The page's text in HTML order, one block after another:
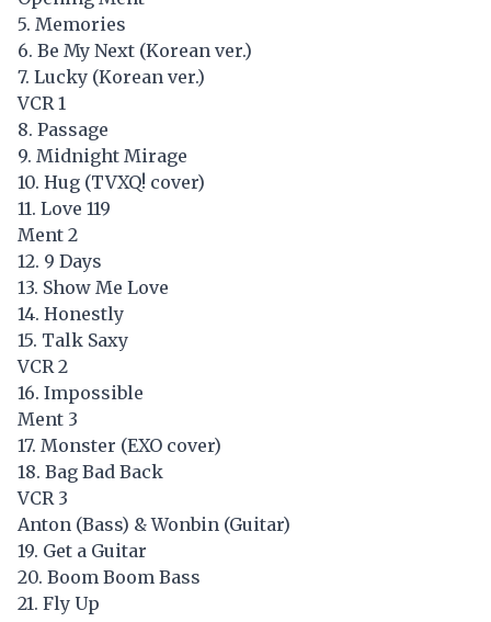
5. Memories
6. Be My Next (Korean ver.)
7. Lucky (Korean ver.)
VCR 1
8. Passage
9. Midnight Mirage
10. Hug (TVXQ! cover)
11. Love 119
Ment 2
12. 9 Days
13. Show Me Love
14. Honestly
15. Talk Saxy
VCR 2
16. Impossible
Ment 3
17. Monster (EXO cover)
18. Bag Bad Back
VCR 3
Anton (Bass) & Wonbin (Guitar)
19. Get a Guitar
20. Boom Boom Bass
21. Fly Up